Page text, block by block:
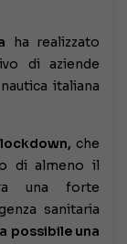
ha realizzato
di aziende
italiana
che
di almeno il
una forte
sanitaria
possibile una